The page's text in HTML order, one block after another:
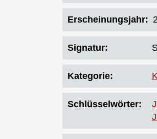
Erscheinungsjahr
Signatur
Kategorie
Schlüsselwörter